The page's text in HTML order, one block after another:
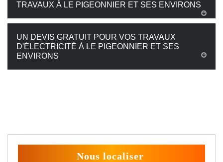
TRAVAUX À LE PIGEONNIER ET SES ENVIRONS
UN DEVIS GRATUIT POUR VOS TRAVAUX
D'ÉLECTRICITÉ À LE PIGEONNIER ET SES
ENVIRONS
Nous localiser